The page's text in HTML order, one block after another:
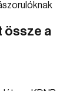
össze a